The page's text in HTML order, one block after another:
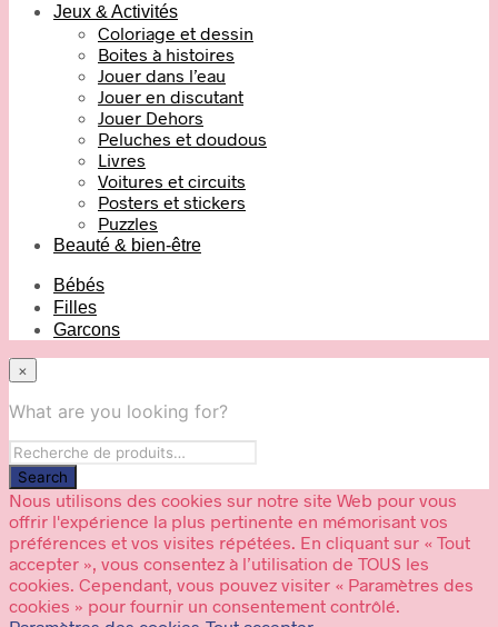
Jeux & Activités
Coloriage et dessin
Boites à histoires
Jouer dans l’eau
Jouer en discutant
Jouer Dehors
Peluches et doudous
Livres
Voitures et circuits
Posters et stickers
Puzzles
Beauté & bien-être
Bébés
Filles
Garcons
×
What are you looking for?
Nous utilisons des cookies sur notre site Web pour vous
offrir l'expérience la plus pertinente en mémorisant vos
préférences et vos visites répétées. En cliquant sur « Tout
accepter », vous consentez à l’utilisation de TOUS les
cookies. Cependant, vous pouvez visiter « Paramètres des
cookies » pour fournir un consentement contrôlé.